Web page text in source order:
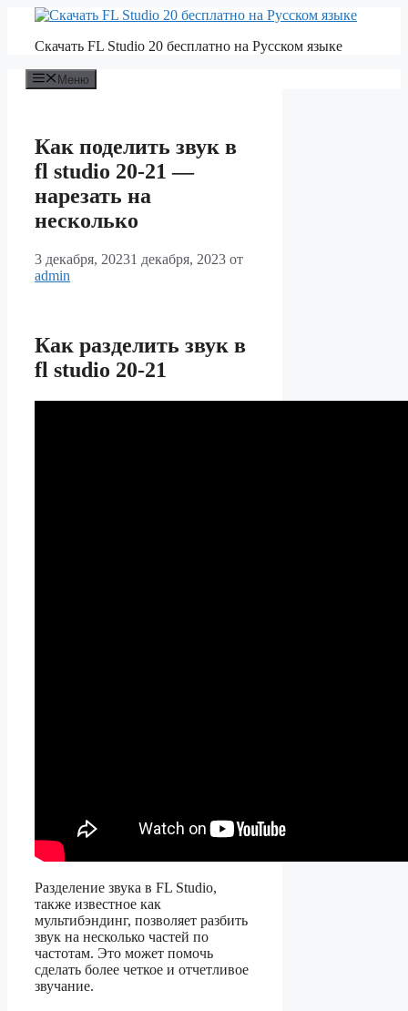
Перейти
содержимому
Скачать FL Studio 20 бесплатно на Русском языке
Меню
Как поделить звук в
fl studio 20-21 —
нарезать на
несколько
3 декабря, 20231 декабря, 2023 от
admin
Как разделить звук в
fl studio 20-21
Разделение звука в FL Studio,
также известное как
мультибэндинг, позволяет разбить
звук на несколько частей по
частотам. Это может помочь
сделать более четкое и отчетливое
звучание.